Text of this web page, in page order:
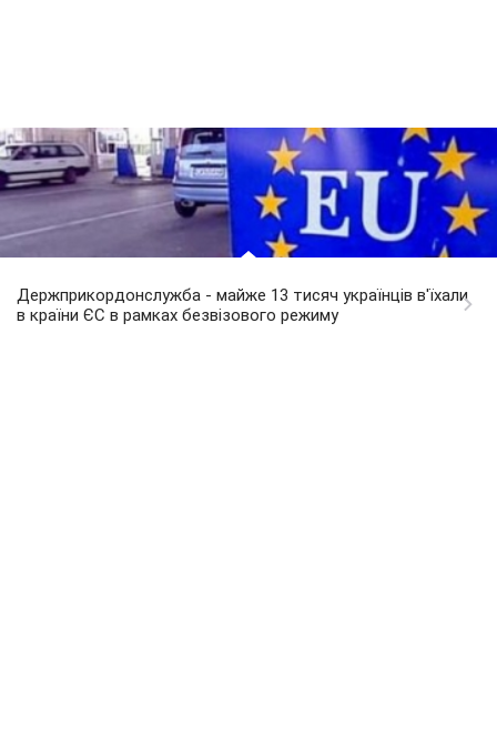
Держприкордонслужба - майже 13 тисяч українців в'їхали
в країни ЄС в рамках безвізового режиму